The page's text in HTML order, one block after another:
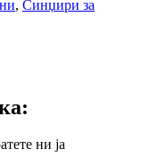
, Синџири за
ни ја